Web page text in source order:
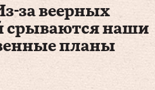
за веерных
срываются наши
планы